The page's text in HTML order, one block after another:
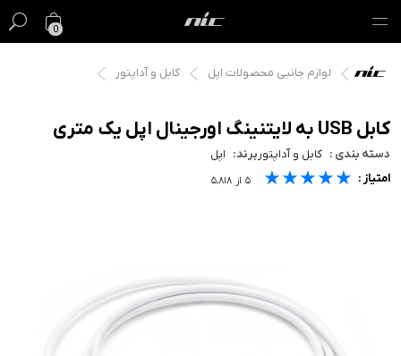
0
گیفت کارت
فروش ویژه
اپل واچ
لوازم جانبی محصولات اپل کابل و آداپتور
کابل USB به لایتنینگ اورجینال اپل یک متری
دسته بندی : کابل و آداپتوربرند: اپل
امتیاز : ★★★★★
★★★★★
★★★★★ ۵ از ۵٬۸۱۸